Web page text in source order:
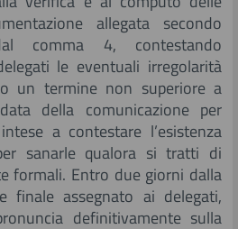
allegata secondo
comma 4, contestando
le eventuali irregolarità
un termine non superiore a
della comunicazione per
a contestare l’esistenza
sanarle qualora si tratti di
formali. Entro due giorni dalla
finale assegnato ai delegati,
definitivamente sulla